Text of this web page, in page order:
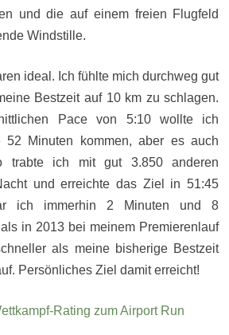
und die auf einem freien Flugfeld
Windstille.
ideal. Ich fühlte mich durchweg gut
Bestzeit auf 10 km zu schlagen.
Pace von 5:10 wollte ich
52 Minuten kommen, aber es auch
trabte ich mit gut 3.850 anderen
und erreichte das Ziel in 51:45
ich immerhin 2 Minuten und 8
in 2013 bei meinem Premierenlauf
als meine bisherige Bestzeit
Persönliches Ziel damit erreicht!
Rating zum Airport Run